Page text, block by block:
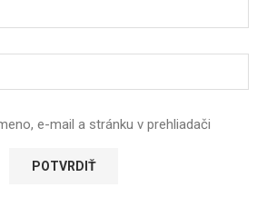
e-mail a stránku v prehliadači